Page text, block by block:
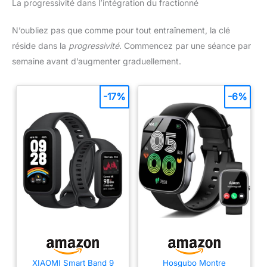
La progressivité dans l’intégration du fractionné
N’oubliez pas que comme pour tout entraînement, la clé
réside dans la progressivité. Commencez par une séance par
semaine avant d’augmenter graduellement.
XIAOMI Smart Band 9
-17%
Hosgubo Montre
-6%